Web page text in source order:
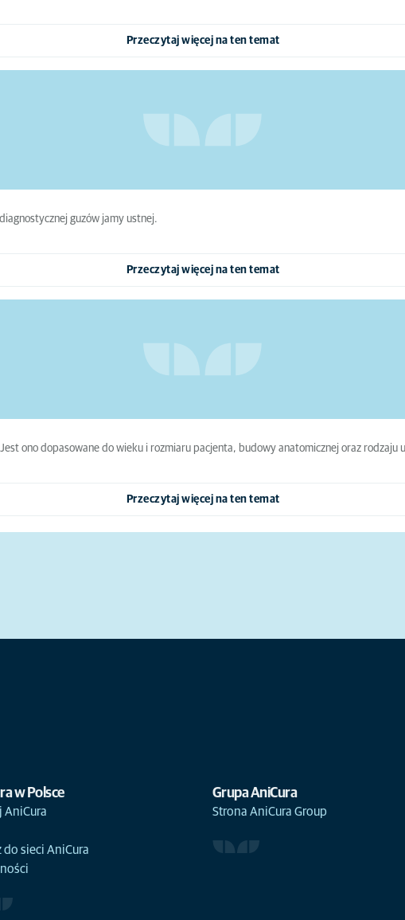
Przeczytaj więcej na ten temat
guzów jamy ustnej.
Przeczytaj więcej na ten temat
ono dopasowane do wieku i rozmiaru pacjenta, budowy anatomicznej oraz rodzaju
Przeczytaj więcej na ten temat
w Polsce
AniCura
do sieci AniCura
Grupa AniCura
Strona AniCura Group